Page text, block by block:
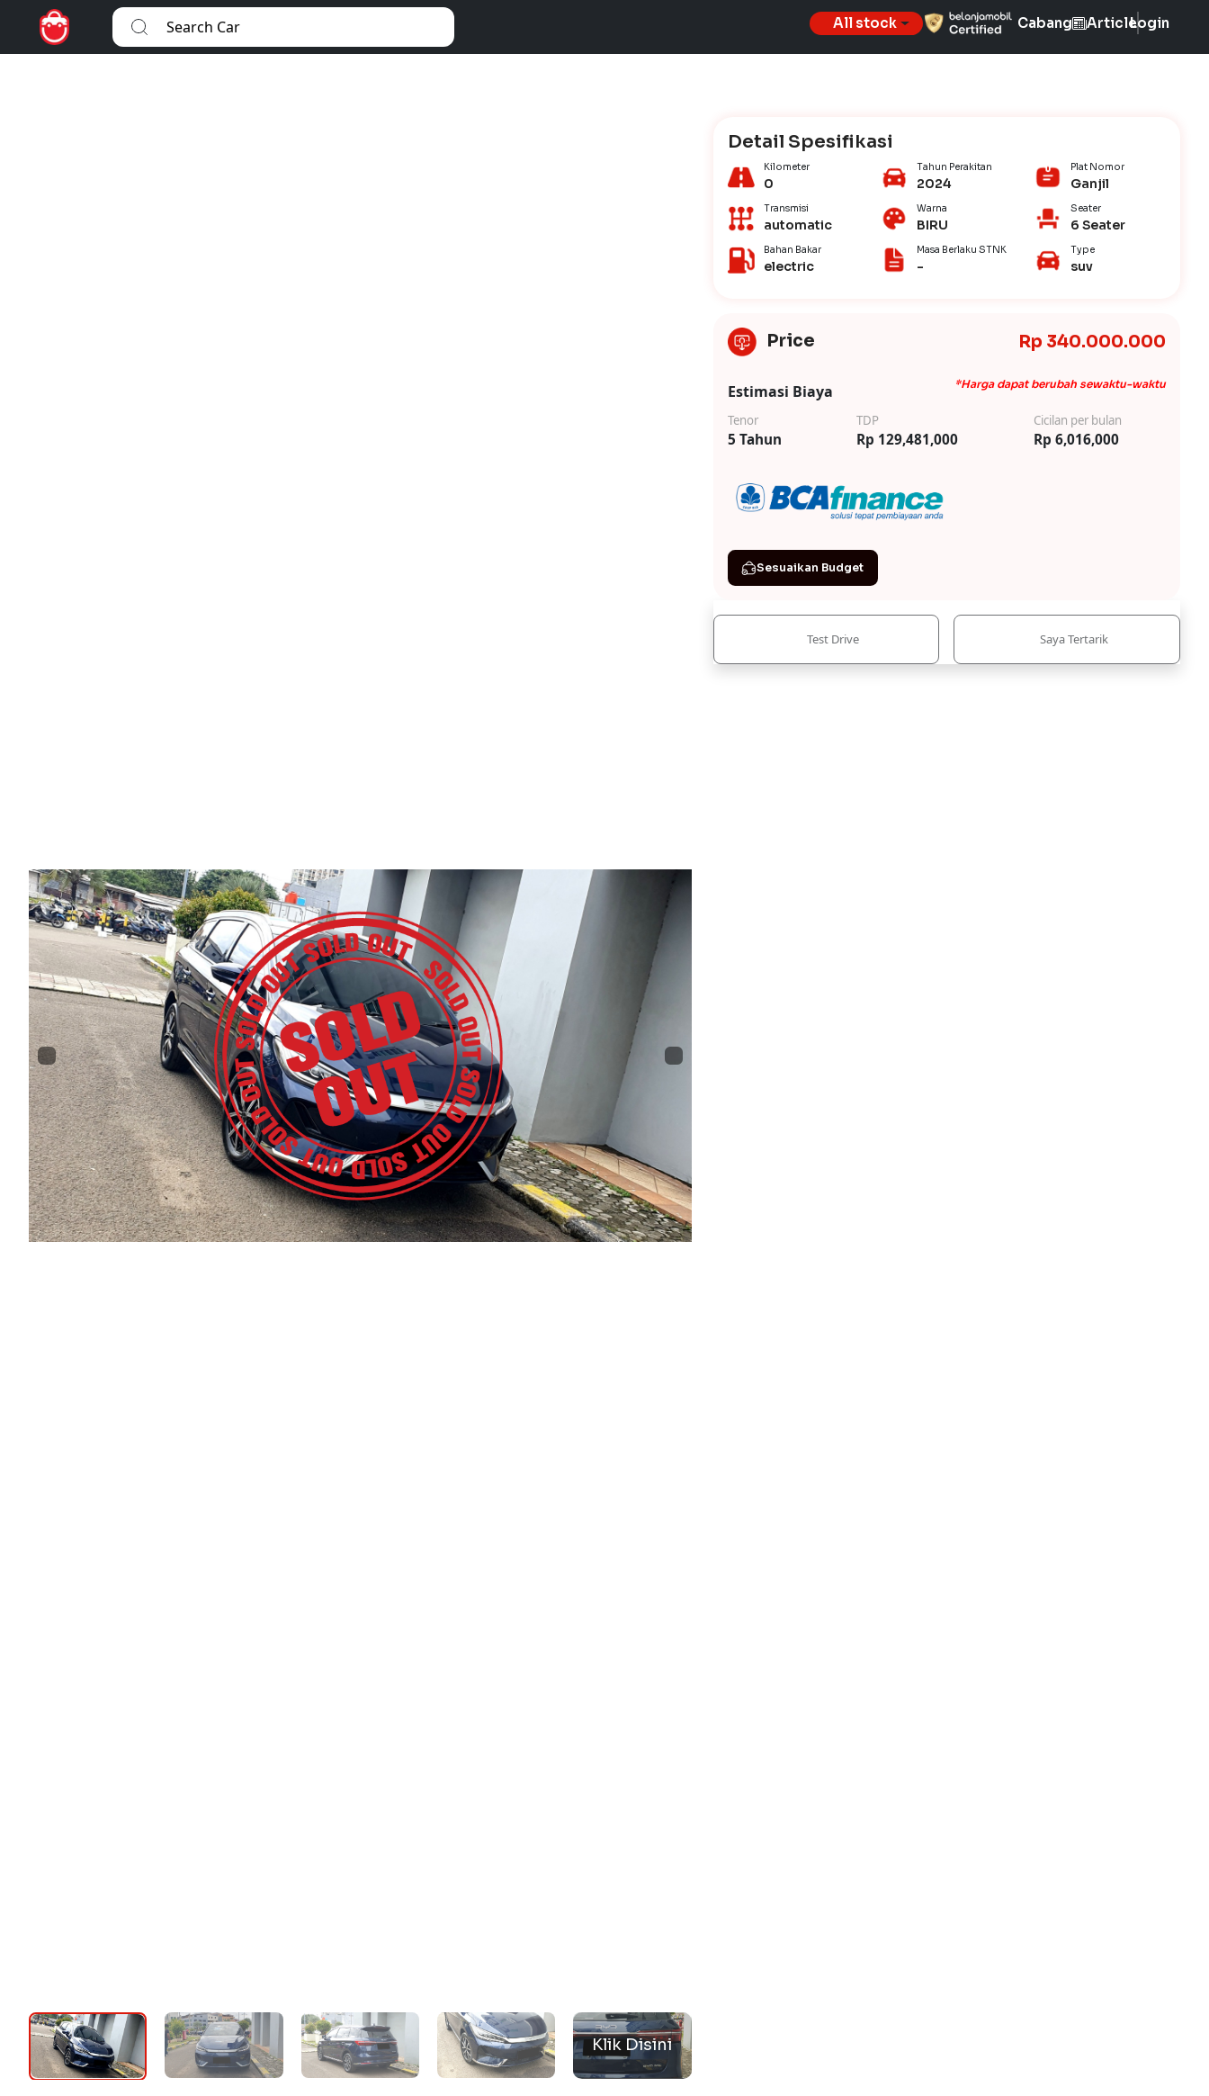
All stock Cabang ArticleLogin
Detail Spesifikasi
Kilometer
0
Tahun Perakitan
2024
Plat Nomor
Ganjil
Transmisi
automatic
Warna
BIRU
Seater
6 Seater
Bahan Bakar
electric
Masa Berlaku STNK
-
Type
suv
Price Rp 340.000.000
Estimasi Biaya *Harga dapat berubah sewaktu-waktu
Tenor
5 Tahun
TDP
Rp 129,481,000
Cicilan per bulan
Rp 6,016,000
Sesuaikan Budget
Test Drive Saya Tertarik